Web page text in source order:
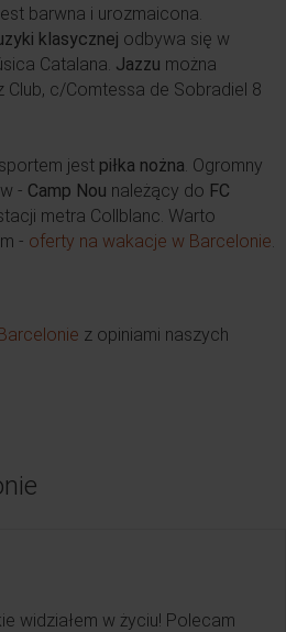
barwna i urozmaicona.
klasycznej odbywa się w
Catalana. Jazzu można
Club, c/Comtessa de Sobradiel 8
jest piłka nożna. Ogromny
- Camp Nou należący do FC
metra Collblanc. Warto
- oferty na wakacje w Barcelonie.
z opiniami naszych
widziałem w życiu! Polecam